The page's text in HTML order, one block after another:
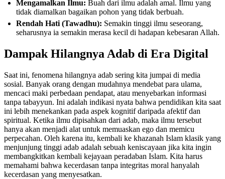
Mengamalkan Ilmu: Buah dari ilmu adalah amal. Ilmu yang
tidak diamalkan bagaikan pohon yang tidak berbuah.
Rendah Hati (Tawadhu): Semakin tinggi ilmu seseorang,
seharusnya ia semakin merasa kecil di hadapan kebesaran Allah.
Dampak Hilangnya Adab di Era Digital
Saat ini, fenomena hilangnya adab sering kita jumpai di media
sosial. Banyak orang dengan mudahnya mendebat para ulama,
mencaci maki perbedaan pendapat, atau menyebarkan informasi
tanpa tabayyun. Ini adalah indikasi nyata bahwa pendidikan kita saat
ini lebih menekankan pada aspek kognitif daripada afektif dan
spiritual. Ketika ilmu dipisahkan dari adab, maka ilmu tersebut
hanya akan menjadi alat untuk memuaskan ego dan memicu
perpecahan. Oleh karena itu, kembali ke khazanah Islam klasik yang
menjunjung tinggi adab adalah sebuah keniscayaan jika kita ingin
membangkitkan kembali kejayaan peradaban Islam. Kita harus
memahami bahwa kecerdasan tanpa integritas moral hanyalah
kecerdasan yang menyesatkan.